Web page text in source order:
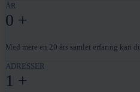
ÅR
0 +
Med mere en 20 års samlet erfaring kan
ADRESSER
1 +